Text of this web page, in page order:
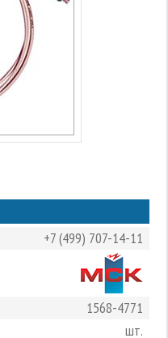
+7 (499) 707-14-11
1568-4771
шт.